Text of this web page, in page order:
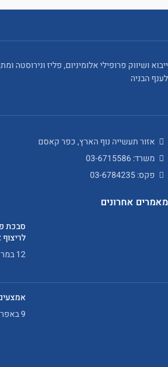
ייבוא ושיווק פרופילי אלומיניום, פליז ונירוסטה
לענף הבניה
אזור תעשייה נוף הארץ, כפר קאסם
משרד: 03-6715586
פקס: 03-6784235
מאמרים אחרונים
סבכת
12 במרץ 2025
9 באפריל 2024